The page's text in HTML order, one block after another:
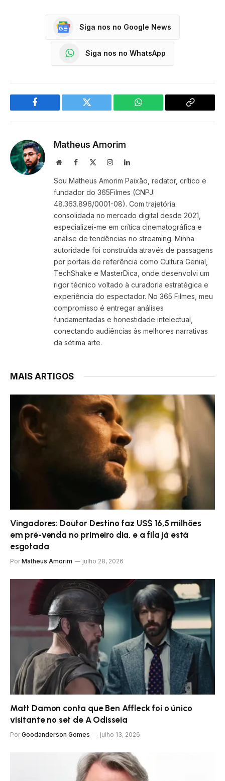
Siga nos no Google News
Siga nos no WhatsApp
Facebook Twitter WhatsApp
Copy
Matheus Amorim
WebsiteFacebook InstagramLinkedIn
Sou Matheus Amorim Paixão, redator, crítico e
fundador do 365Filmes (CNPJ:
48.363.896/0001-08). Com trajetória
consolidada no mercado digital desde 2021,
especializei-me em crítica cinematográfica e
análise de tendências no streaming. Minha
autoridade foi construída através de passagens
por portais de referência como Cultura Genial,
TechShake e MasterDica, onde desenvolvi um
rigor técnico voltado à curadoria estratégica e
experiência do espectador. No 365 Filmes, meu
compromisso é entregar análises
fundamentadas e honestidade intelectual,
conectando audiências às melhores narrativas
da sétima arte.
MAIS ARTIGOS
Vingadores: Doutor Destino faz US$ 16,5 milhões
em pré-venda no primeiro dia, e a fila já está
esgotada
Por Matheus Amorim julho 28, 2026
Matt Damon conta que Ben Affleck foi o único
visitante no set de A Odisseia
Por Goodanderson Gomes julho 13, 2026